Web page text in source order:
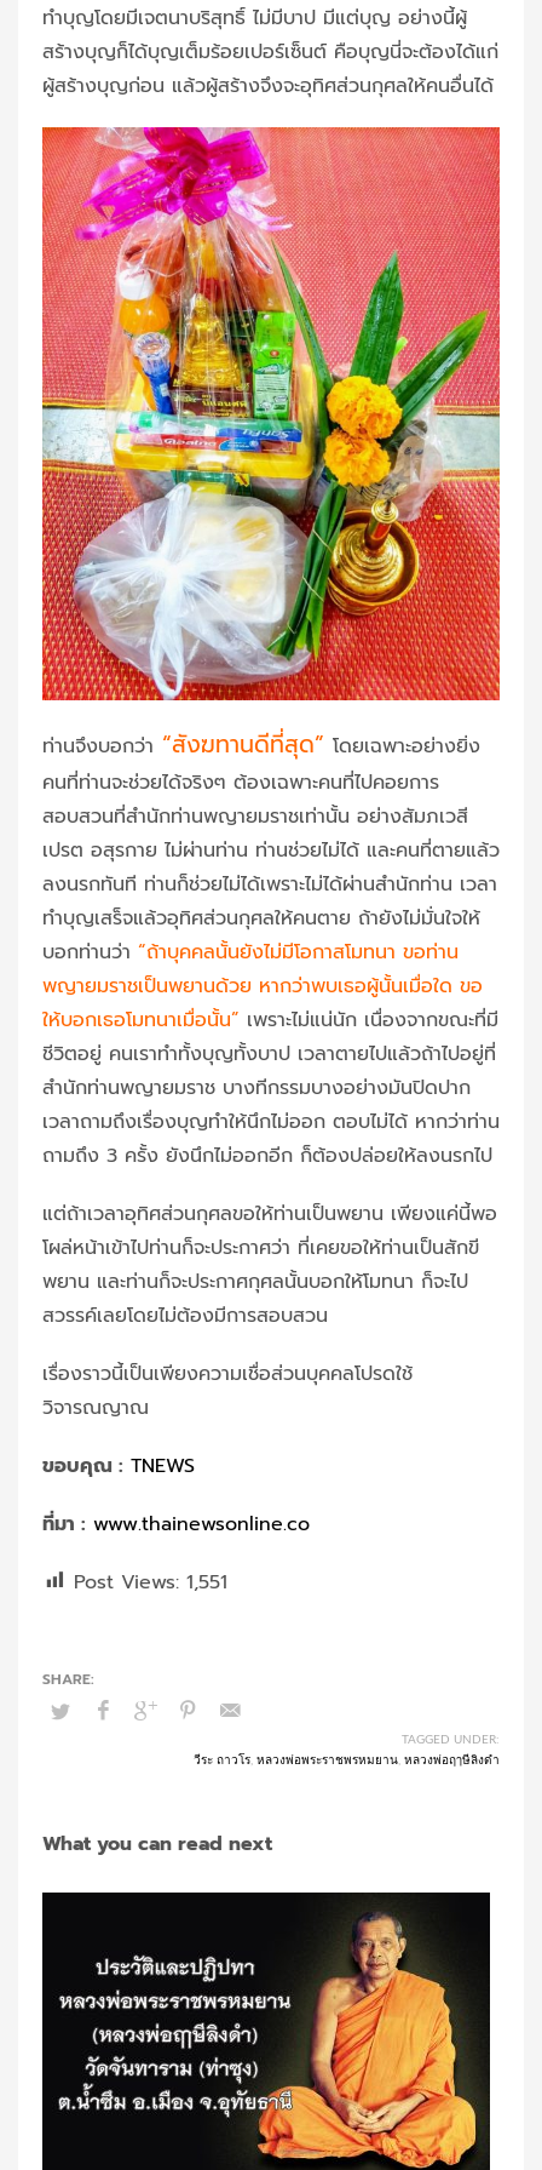
ทำบุญโดยมีเจตนาบริสุทธิ์ ไม่มีบาป มีแต่บุญ อย่างนี้ผู้
สร้างบุญก็ได้บุญเต็มร้อยเปอร์เซ็นต์ คือบุญนี่จะต้องได้แก่
ผู้สร้างบุญก่อน แล้วผู้สร้างจึงจะอุทิศส่วนกุศลให้คนอื่นได้
ท่านจึงบอกว่า “สังฆทานดีที่สุด” โดยเฉพาะอย่างยิ่ง
คนที่ท่านจะช่วยได้จริงๆ ต้องเฉพาะคนที่ไปคอยการ
สอบสวนที่สำนักท่านพญายมราชเท่านั้น อย่างสัมภเวสี
เปรต อสุรกาย ไม่ผ่านท่าน ท่านช่วยไม่ได้ และคนที่ตายแล้ว
ลงนรกทันที ท่านก็ช่วยไม่ได้เพราะไม่ได้ผ่านสำนักท่าน เวลา
ทำบุญเสร็จแล้วอุทิศส่วนกุศลให้คนตาย ถ้ายังไม่มั่นใจให้
บอกท่านว่า “ถ้าบุคคลนั้นยังไม่มีโอกาสโมทนา ขอท่าน
พญายมราชเป็นพยานด้วย หากว่าพบเธอผู้นั้นเมื่อใด ขอ
ให้บอกเธอโมทนาเมื่อนั้น” เพราะไม่แน่นัก เนื่องจากขณะที่มี
ชีวิตอยู่ คนเราทำทั้งบุญทั้งบาป เวลาตายไปแล้วถ้าไปอยู่ที่
สำนักท่านพญายมราช บางทีกรรมบางอย่างมันปิดปาก
เวลาถามถึงเรื่องบุญทำให้นึกไม่ออก ตอบไม่ได้ หากว่าท่าน
ถามถึง 3 ครั้ง ยังนึกไม่ออกอีก ก็ต้องปล่อยให้ลงนรกไป
แต่ถ้าเวลาอุทิศส่วนกุศลขอให้ท่านเป็นพยาน เพียงแค่นี้พอ
โผล่หน้าเข้าไปท่านก็จะประกาศว่า ที่เคยขอให้ท่านเป็นสักขี
พยาน และท่านก็จะประกาศกุศลนั้นบอกให้โมทนา ก็จะไป
สวรรค์เลยโดยไม่ต้องมีการสอบสวน
เรื่องราวนี้เป็นเพียงความเชื่อส่วนบุคคลโปรดใช้
วิจารณญาณ
ขอบคุณ : TNEWS
ที่มา : www.thainewsonline.co
Post Views: 1,551
TAGGED UNDER:
วีระ ถาวโร หลวงพ่อพระราชพรหมยาน หลวงพ่อฤๅษีลิงดำ
What you can read next